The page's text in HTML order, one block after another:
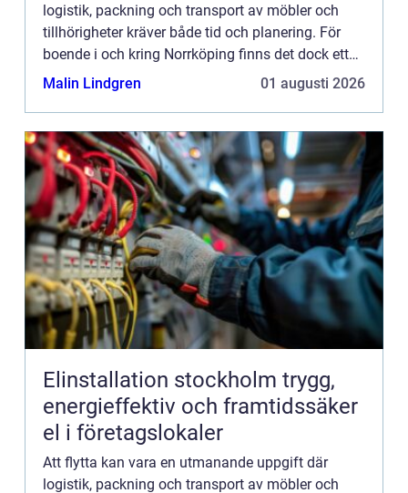
logistik, packning och transport av möbler och
tillhörigheter kräver både tid och planering. För
boende i och kring Norrköping finns det dock ett
brett utbud av flyttfir...
Malin Lindgren 01 augusti 2026
Elinstallation stockholm trygg,
energieffektiv och framtidssäker
el i företagslokaler
Att flytta kan vara en utmanande uppgift där
logistik, packning och transport av möbler och